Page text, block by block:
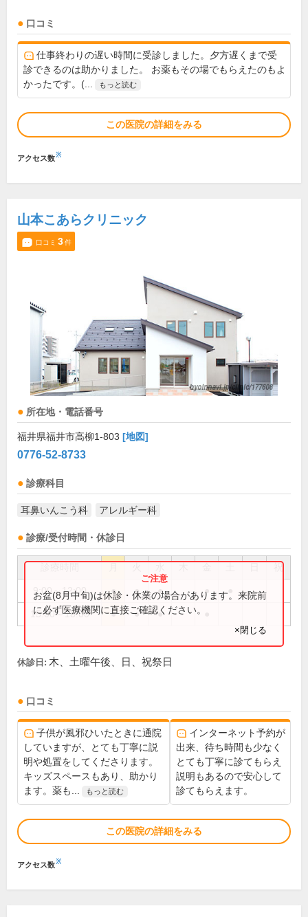
口コミ
仕事終わりの遅い時間に受診しました。夕方遅くまで受
診できるのは助かりました。 お薬もその場でもらえたのもよ
かったです。(...
もっと読む
この医院の詳細をみる
アクセス数※
山本こあらクリニック
口コミ 3件
所在地・電話番号
福井県福井市高柳1-803 [地図]
0776-52-8733
診療科目
耳鼻いんこう科 アレルギー科
診療/受付時間・休診日
祝
9:00～12:00 ● ● ● ●
15:00～18:00 ● ● ●
お盆(8月中旬)は休診・休業の場合があります。来院前
に必ず医療機関に直接ご確認ください。
×閉じる
休診日: 木、土曜午後、日、祝祭日
口コミ
子供が風邪ひいたときに通院
していますが、とても丁寧に説
明や処置をしてくださります。
キッズスペースもあり、助かり
ます。薬も...
もっと読む
インターネット予約が
出来、待ち時間も少なく
とても丁寧に診てもらえ
説明もあるので安心して
診てもらえます。
この医院の詳細をみる
アクセス数※